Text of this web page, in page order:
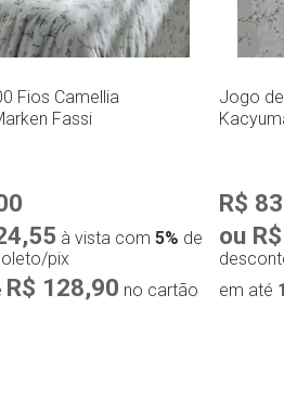
Fios Camellia
Fassi
à vista com 5% de
pix
R$ 128,90 no cartão
Jogo
R$
ou
em até